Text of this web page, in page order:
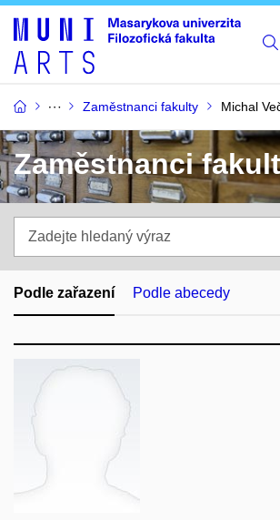
Zaměstnanci fakulty Michal
Zaměstnanci
hledaný
výraz
Podle zařazení Podle abecedy